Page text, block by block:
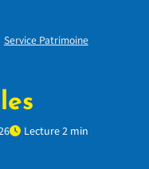
Service Patrimoine
Lecture 2 min